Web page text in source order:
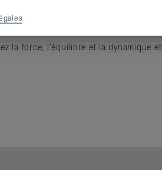
la force, l’équilibre et la dynamique et